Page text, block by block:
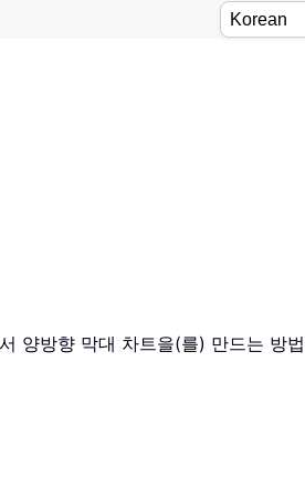
양방향 막대 차트을(를) 만드는 방